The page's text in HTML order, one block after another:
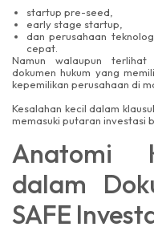
startup pre-seed,
early stage startup,
dan perusahaan
cepat.
Namun walaupun
dokumen hukum yang
kepemilikan perusahaan di
Kesalahan kecil dalam
memasuki putaran investasi
Anatomi
dalam
SAFE